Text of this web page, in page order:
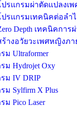
ปรแกรมผ่าตัดแปลงเพ
ปรแกรมเทคนิคต่อลำไ
Depth เทคนิคกา
ร้างอวัยวะเพศหญิงภ
ม Ultraformer
ม Hydrojet Oxy
ม IV DRIP
ม Sylfirm X Plus
ม Pico Laser